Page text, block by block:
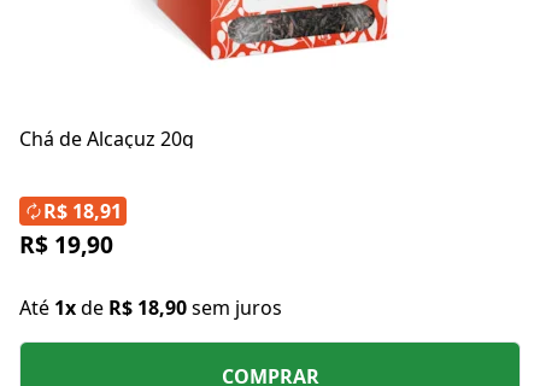
Chá de Alcaçuz 20g
R$ 19,90
Até 1xde R$ 18,90sem juros
R$ 18,91
COMPRAR